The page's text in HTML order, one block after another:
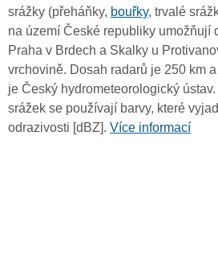
srážky (přeháňky, bouřky, trvalé
na území České republiky umožňují
Praha v Brdech a Skalky u
vrchovině. Dosah radarů je 250 km
je Český hydrometeorologický
srážek se používají barvy, které
odrazivosti [dBZ]. Více informací